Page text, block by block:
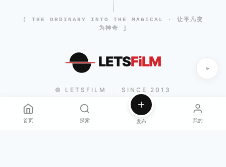
[ THE ORDINARY INTO THE MAGICAL · 让平凡变
为神奇 ]
LETSFiLM
© LETSFILM SINCE 2013
首页 探索 发布 我的